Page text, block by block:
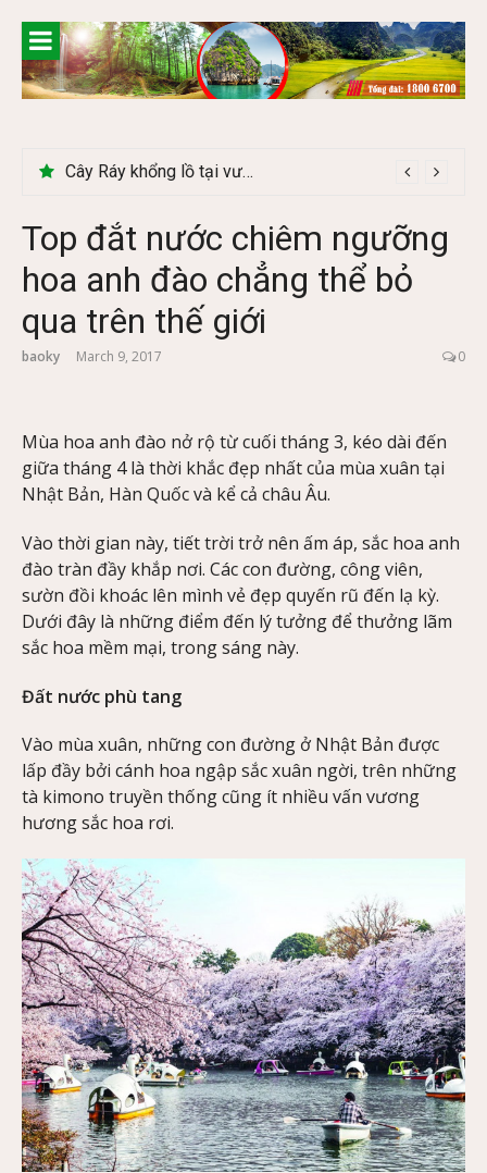
content
Cây Ráy khổng lồ tại vườn Quốc gia Cúc Phương
Khám phá chợ phiên Bắc Hà có gì đặc biệt
Top đắt nước chiêm ngưỡng
hoa anh đào chẳng thể bỏ
qua trên thế giới
baoky March 9, 2017 0
Mùa hoa anh đào nở rộ từ cuối tháng 3, kéo dài đến
giữa tháng 4 là thời khắc đẹp nhất của mùa xuân tại
Nhật Bản, Hàn Quốc và kể cả châu Âu.
Vào thời gian này, tiết trời trở nên ấm áp, sắc hoa anh
đào tràn đầy khắp nơi. Các con đường, công viên,
sườn đồi khoác lên mình vẻ đẹp quyến rũ đến lạ kỳ.
Dưới đây là những điểm đến lý tưởng để thưởng lãm
sắc hoa mềm mại, trong sáng này.
Đất nước phù tang
Vào mùa xuân, những con đường ở Nhật Bản được
lấp đầy bởi cánh hoa ngập sắc xuân ngời, trên những
tà kimono truyền thống cũng ít nhiều vấn vương
hương sắc hoa rơi.